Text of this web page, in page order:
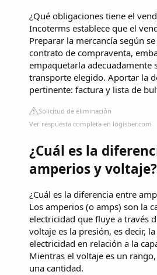
¿Qué obligaciones tiene el
Incoterms establece que el
Preparar la mercancía según
contrato de compraventa,
empaquetarla adecuadamente
transporte elegido. Aportar la
pertinente: factura y lista de
Solicitud de eliminación
Ver respuesta completa en logisber.com
¿Cuál es la
amperios y voltaje?
¿Cuál es la diferencia entre
Los amperios (o amps) son la
electricidad que fluye a través
voltaje es la presión, es decir,
electricidad en relación a la
Mientras el voltaje es un
una cantidad.